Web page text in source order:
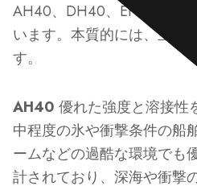
AH40、DH40、EH40、
います。本質的には、主な
す。
AH40 優れた強度と溶接性
中程度の氷や衝撃条件の船
ームなどの過酷な環境でも
計されており、深海や衝撃